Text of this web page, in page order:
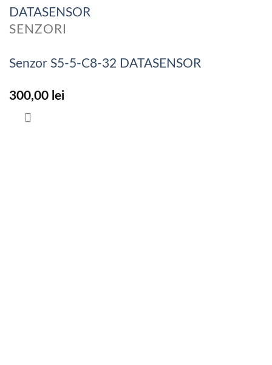
SENZORI
Senzor S5-5-C8-32 DATASENSOR
300,00 lei